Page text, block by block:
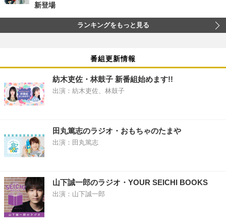
新登場
ランキングをもっと見る
番組更新情報
紡木吏佐・林鼓子 新番組始めます!!
出演：紡木吏佐、林鼓子
田丸篤志のラジオ・おもちゃのたまや
出演：田丸篤志
山下誠一郎のラジオ・YOUR SEICHI BOOKS
出演：山下誠一郎